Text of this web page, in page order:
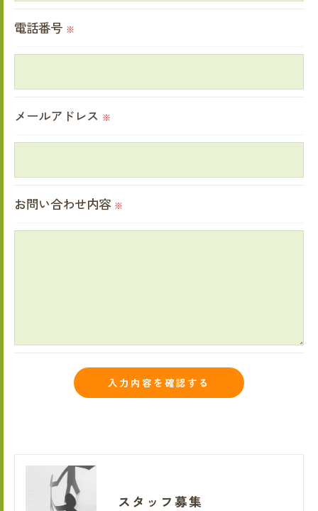
必要な情報を頂けない場合は、それに対応した当
＜個人情報の開示･訂正・削除･利用停止の手続に
利用停止の手続を定めさせて頂いております。
ご本人である事を確認のうえ、対応させて頂きま
電話番号 ※
メールアドレス ※
お問い合わせ内容 ※
スタッフ募集